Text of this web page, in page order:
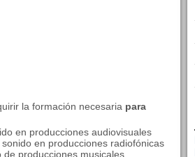
la formación necesaria para
en producciones audiovisuales
en producciones radiofónicas
producciones musicales